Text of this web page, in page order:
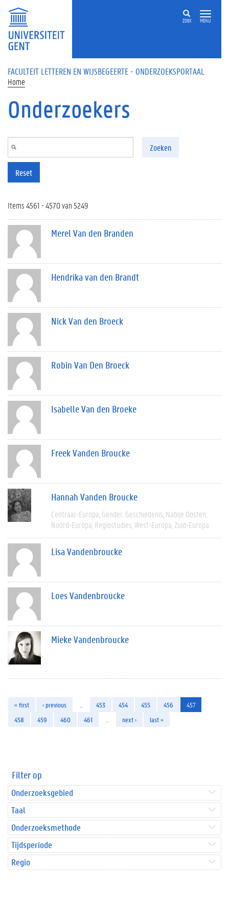
Overslaan en naar de inhoud gaan
ZOEK MENU
FACULTEIT LETTEREN EN WIJSBEGEERTE - ONDERZOEKSPORTAAL
Home
Onderzoekers
Zoeken
Reset
Items 4561 - 4570 van 5249
Merel Van den Branden
Hendrika van den Brandt
Nick Van den Broeck
Robin Van Den Broeck
Isabelle Van den Broeke
Freek Vanden Broucke
Hannah Vanden Broucke
Centraal-Europa Gender Geschiedenis Nabije Oosten
Noord-Europa Regiostudies West-Europa Zuid-Europa
Lisa Vandenbroucke
Loes Vandenbroucke
Mieke Vandenbroucke
« first ‹ previous 453 454 455 456
457
458
459 460 461 next › last »
Filter op
Onderzoeksgebied
Taal
Onderzoeksmethode
Tijdsperiode
Regio